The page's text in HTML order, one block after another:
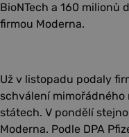
BioNTech a 160 milionů
firmou Moderna.
Už v listopadu podaly
schválení mimořádného
státech. V pondělí
Moderna. Podle DPA